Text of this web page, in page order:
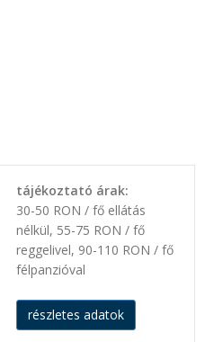
tájékoztató árak:
30-50 RON / fő ellátás
nélkül, 55-75 RON / fő
reggelivel, 90-110 RON / fő
félpanzióval
részletes adatok